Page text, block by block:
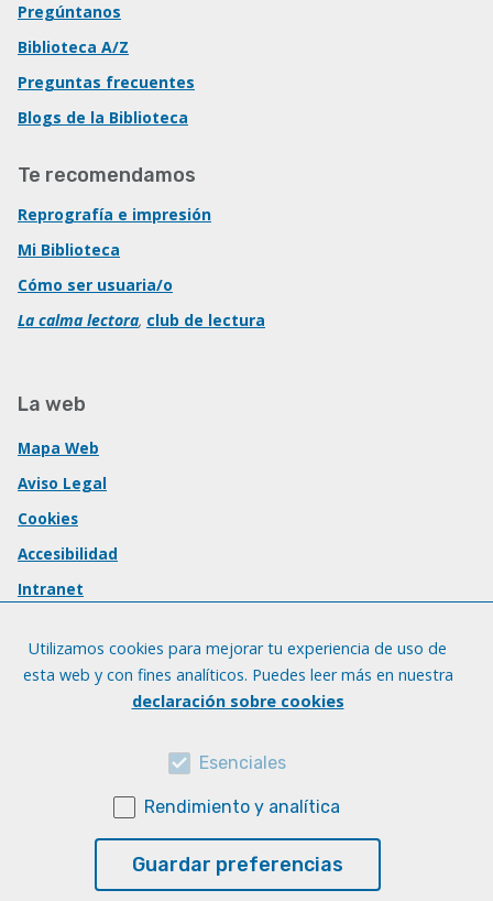
Pregúntanos
Biblioteca A/Z
Preguntas frecuentes
Blogs de la Biblioteca
Te recomendamos
Reprografía e impresión
Mi Biblioteca
Cómo ser usuaria/o
La calma lectora, club de lectura
La web
Mapa Web
Aviso Legal
Cookies
Accesibilidad
Intranet
Utilizamos cookies para mejorar tu experiencia de uso de
esta web y con fines analíticos. Puedes leer más en nuestra
declaración sobre cookies
Esenciales
Rendimiento y analítica
Guardar preferencias